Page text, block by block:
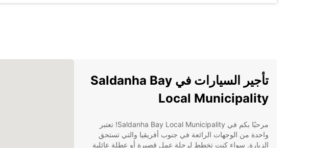
تأجير السيارات في Saldanha Bay
Local Municipality
مرحبًا بكم في Saldanha Bay Local Municipality! تعتبر
واحدة من الوجهات الرائعة في جنوب أفريقيا والتي تستحق
الزيارة. سواء كنت تخطط لرحلة عمل قصيرة أو عطلة عائلية